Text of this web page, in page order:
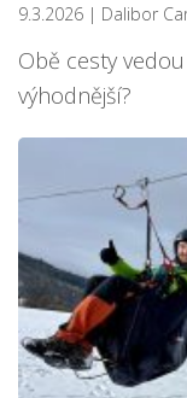
9.3.2026 | Dalibor
Obě cesty
výhodnější?